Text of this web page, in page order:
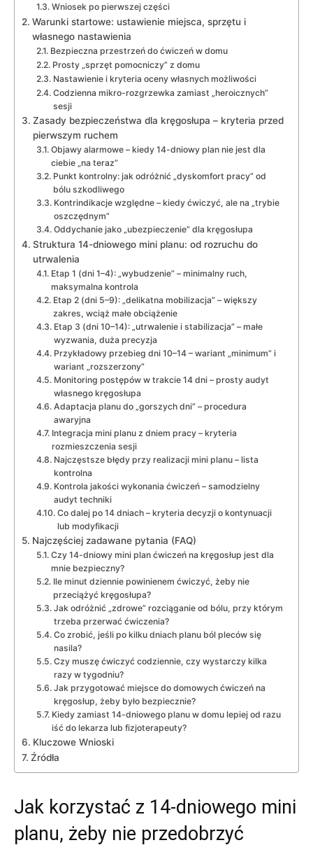
Wniosek po pierwszej części
Warunki startowe: ustawienie miejsca, sprzętu i
własnego nastawienia
Bezpieczna przestrzeń do ćwiczeń w domu
Prosty „sprzęt pomocniczy” z domu
Nastawienie i kryteria oceny własnych możliwości
Codzienna mikro-rozgrzewka zamiast „heroicznych”
sesji
Zasady bezpieczeństwa dla kręgosłupa – kryteria przed
pierwszym ruchem
Objawy alarmowe – kiedy 14-dniowy plan nie jest dla
ciebie „na teraz”
Punkt kontrolny: jak odróżnić „dyskomfort pracy” od
bólu szkodliwego
Kontrindikacje względne – kiedy ćwiczyć, ale na „trybie
oszczędnym”
Oddychanie jako „ubezpieczenie” dla kręgosłupa
Struktura 14-dniowego mini planu: od rozruchu do
utrwalenia
Etap 1 (dni 1–4): „wybudzenie” – minimalny ruch,
maksymalna kontrola
Etap 2 (dni 5–9): „delikatna mobilizacja” – większy
zakres, wciąż małe obciążenie
Etap 3 (dni 10–14): „utrwalenie i stabilizacja” – małe
wyzwania, duża precyzja
Przykładowy przebieg dni 10–14 – wariant „minimum” i
wariant „rozszerzony”
Monitoring postępów w trakcie 14 dni – prosty audyt
własnego kręgosłupa
Adaptacja planu do „gorszych dni” – procedura
awaryjna
Integracja mini planu z dniem pracy – kryteria
rozmieszczenia sesji
Najczęstsze błędy przy realizacji mini planu – lista
kontrolna
Kontrola jakości wykonania ćwiczeń – samodzielny
audyt techniki
Co dalej po 14 dniach – kryteria decyzji o kontynuacji
lub modyfikacji
Najczęściej zadawane pytania (FAQ)
Czy 14-dniowy mini plan ćwiczeń na kręgosłup jest dla
mnie bezpieczny?
Ile minut dziennie powinienem ćwiczyć, żeby nie
przeciążyć kręgosłupa?
Jak odróżnić „zdrowe” rozciąganie od bólu, przy którym
trzeba przerwać ćwiczenia?
Co zrobić, jeśli po kilku dniach planu ból pleców się
nasila?
Czy muszę ćwiczyć codziennie, czy wystarczy kilka
razy w tygodniu?
Jak przygotować miejsce do domowych ćwiczeń na
kręgosłup, żeby było bezpiecznie?
Kiedy zamiast 14-dniowego planu w domu lepiej od razu
iść do lekarza lub fizjoterapeuty?
Kluczowe Wnioski
Źródła
Jak korzystać z 14-dniowego mini
planu, żeby nie przedobrzyć